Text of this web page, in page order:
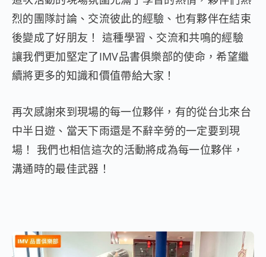
烈的團隊討論、交流彼此的經驗、也有夥伴在結束
後變成了好朋友！ 這種學習、交流和共鳴的經驗
讓我們更加堅定了IMV品書俱樂部的使命，希望繼
續將更多的知識和價值帶給大家！
再次感謝來到現場的每一位夥伴，有的從台北來台
中半日遊、當天下雨還是不辭辛勞的一定要到現
場！ 我們也相信這次的活動將成為每一位夥伴，
溝通時的最佳武器！